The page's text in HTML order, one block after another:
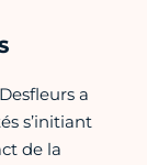
a
s’initiant
de la